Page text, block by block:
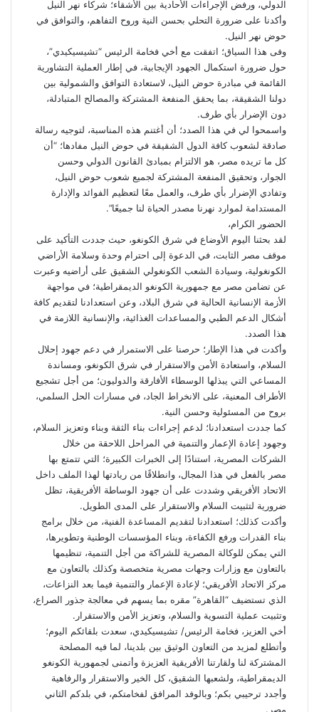
الدولي، ورفض الإجراءات الأحادية بين الأشقاء؛ شركاء نهر النيل
وأكدنا على ضرورة التحلي بحسن النية وروح التفاهم، والتوافق في
حوض نهر النيل.
وفى هذا السياق؛ اتفقت مع أخي فخامة الرئيس “تشيسيكيدي”،
حول ضرورة استكمال الجهود الإيجابية، في إطار العملية التشاورية
القائمة في مبادرة حوض النيل، لاستعادة التوافق والشمولية بين
دولنا الشقيقة، بما يحقق المنفعة المشتركة والمصالح المتبادلة،
دون الإضرار بأي طرف.
واسمحوا لي في هذا الصدد؛ أن أغتنم هذه المناسبة، لتوجيه رسالة
صادقة لشعوب كافة الدول الشقيقة في حوض النيل مفادها؛ “أن
كل ما تريده مصر، هو الالتزام بمبادئ القانون الدولي وحسن
الجوار، وتحقيق المنفعة المشتركة لجميع شعوب حوض النيل،
وتفادي الإضرار بأي طرف، والعمل معًا لتعظيم الفوائد والإدارة
المستدامة لموارد نهرنا مصدر الحياة لنا جميعًا”.
الحضور الكرام،
لقد بحثنا اليوم الأوضاع في شرق الكونغو، حيث جددت التأكيد على
موقف مصر الثابت، في الدعوة إلى احترام وحدة وسلامة الأراضي
الكونغولية، وسيادة الشعب الكونغولي الشقيق على أراضيه وعبرت
عن تضامن مصر مع جمهورية الكونغو الديمقراطية؛ في مواجهة
الأزمة الإنسانية الحالية في شرق البلاد، وعن استعدادنا لتقديم كافة
أشكال الدعم الطبي والمساعدات الغذائية، والإنسانية اللازمة في
هذا الصدد.
وأكدت في هذا الإطار؛ حرصنا على الاستمرار في دعم جهود إحلال
السلام، واستعادة الأمن والاستقرار في شرق الكونغو، ومساندة
المساعي التي يبذلها الوسطاء الأفارقة والدوليون؛ من أجل تشجيع
الأطراف المعنية، على الانخراط الجاد، في مسارات الحل السلمي،
بروح من المسئولية وحسن النية.
كما جددت استعدادنا؛ لدعم إجراءات بناء الثقة وبناء وتعزيز السلام،
وجهود إعادة الإعمار والتنمية في المراحل اللاحقة من خلال
الشركات المصرية، استنادًا إلى الخبرات الكبيرة؛ التي تتمتع بها
مصر بالفعل في هذا المجال، وانطلاقًا من ريادتها لهذا الملف داخل
الاتحاد الأفريقي وشددت على أن جهود الوساطة الأفريقية، تظل
ضرورية لتثبيت السلام والاستقرار على المدى الطويل.
وأكدت كذلك؛ استعدادنا لتقديم المساعدة الفنية، من خلال برامج
بناء القدرات ورفع الكفاءة، وبناء المؤسسات الوطنية وتطويرها،
التي يمكن للوكالة المصرية للشراكة من أجل التنمية، تنظيمها
بالتعاون مع وزارات وجهات مصرية متخصصة وكذلك بالتعاون مع
مركز الاتحاد الأفريقي؛ لإعادة الإعمار والتنمية فيما بعد النزاعات،
الذي تستضيف “القاهرة” مقره بما يسهم في معالجة جذور الصراع،
وتثبيت عملية التسوية والسلام، وتعزيز الأمن والاستقرار.
أخي العزيز، فخامة الرئيس/ تشيسيكيدي، سعدت بلقائكم اليوم؛
وأتطلع لمزيد من التعاون الوثيق بين بلدينا، لما فيه المصلحة
المشتركة لنا ولقارتنا الأفريقية العزيزة وأتمنى لجمهورية الكونغو
الديمقراطية، ولشعبها الشقيق، كل الخير والاستقرار والرفاهية
وأجدد ترحيبي بكم؛ وبالوفد المرافق لفخامتكم، في بلدكم الثاني
مصر.